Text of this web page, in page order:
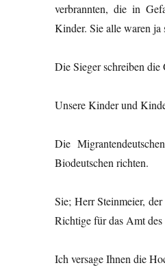
verbrannten, die in
Kinder. Sie alle waren ja
Die Sieger schreiben
Unsere Kinder und
Die
Biodeutschen richten.
Sie; Herr Steinmeier,
Richtige für das Amt des
Ich versage Ihnen die